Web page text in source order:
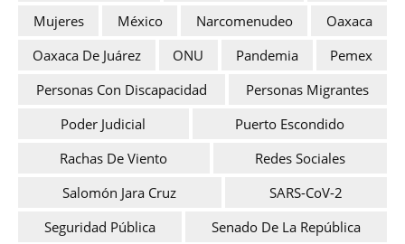
Mujeres
México Narcomenudeo
Oaxaca
Oaxaca De Juárez
ONU Pandemia
Pemex
Personas Con Discapacidad
Personas Migrantes
Poder Judicial
Puerto Escondido
Rachas De Viento
Redes Sociales
Salomón Jara Cruz
SARS-CoV-2
Seguridad Pública
Senado De La República